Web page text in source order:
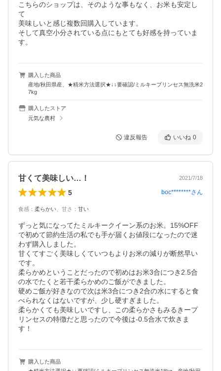
こちらのショップは、そのような事もなく、お米も安定し
て
美味しいと感じ複数回購入しています。
そして真空小分されている点にもとても好感を持っていま
す。
購入した商品
産地/秋田県産、★精米方法選択★↓↓要確認/ミルキープリンセス無洗米2
7kg
購入したストア
元気な農村
違反報告 いいね 0
甘くて美味しい…！ 2021/7/18
5 boc********さん
食感 ： 柔らかい 甘さ ： 甘い
ずっと気になってたミルキークイーン系のお米。15%OFF
で初めて節約生活の私でも手が届くお値段になったので迷
わず購入しました。
甘くてすごく美味しくていつもよりお米の減りが断然早い
です。
柔らかめということだったので初めはお米3合につき2.5合
の水でたくと若干柔らかめのご飯ができました。
硬めご飯が好きなので次は米3合につき2合の水にすると食
べられなくはないですが、少し硬すぎました。
柔らかくても美味しいですし、この柔らかさもみるきープ
リンセスの特徴だと思ったので今後は-0.5合水で炊きま
す！
購入した商品